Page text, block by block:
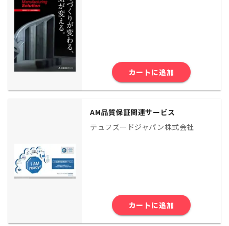
カートに追加
AM品質保証関連サービス
テュフズードジャパン株式会社
カートに追加